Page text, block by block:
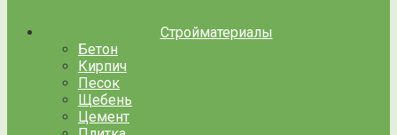
Стройматериалы
Бетон
Кирпич
Песок
Щебень
Цемент